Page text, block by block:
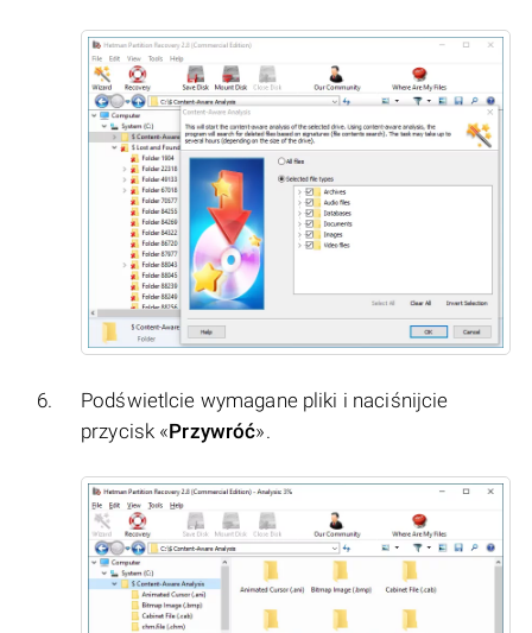
Podświetlcie wymagane pliki i naciśnijcie
przycisk «Przywróć».